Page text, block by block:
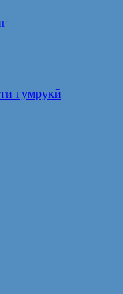
гумрукӣ